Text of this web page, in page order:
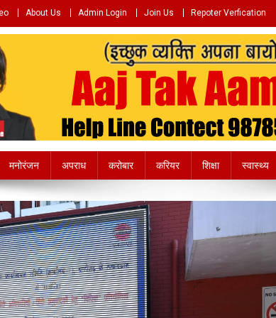
About Us Admin Login Join Us Repoter Verfication
मनोरंजन अपराध करोबार करियर शिक्षा स्वास्थ्य